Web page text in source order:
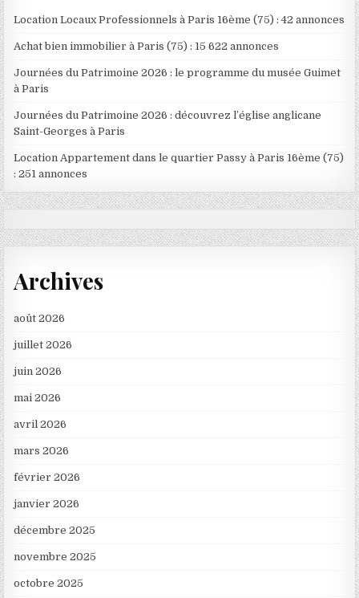
Location Locaux Professionnels à Paris 16ème (75) : 42 annonces
Achat bien immobilier à Paris (75) : 15 622 annonces
Journées du Patrimoine 2026 : le programme du musée Guimet
à Paris
Journées du Patrimoine 2026 : découvrez l’église anglicane
Saint-Georges à Paris
Location Appartement dans le quartier Passy à Paris 16ème (75)
: 251 annonces
Archives
août 2026
juillet 2026
juin 2026
mai 2026
avril 2026
mars 2026
février 2026
janvier 2026
décembre 2025
novembre 2025
octobre 2025